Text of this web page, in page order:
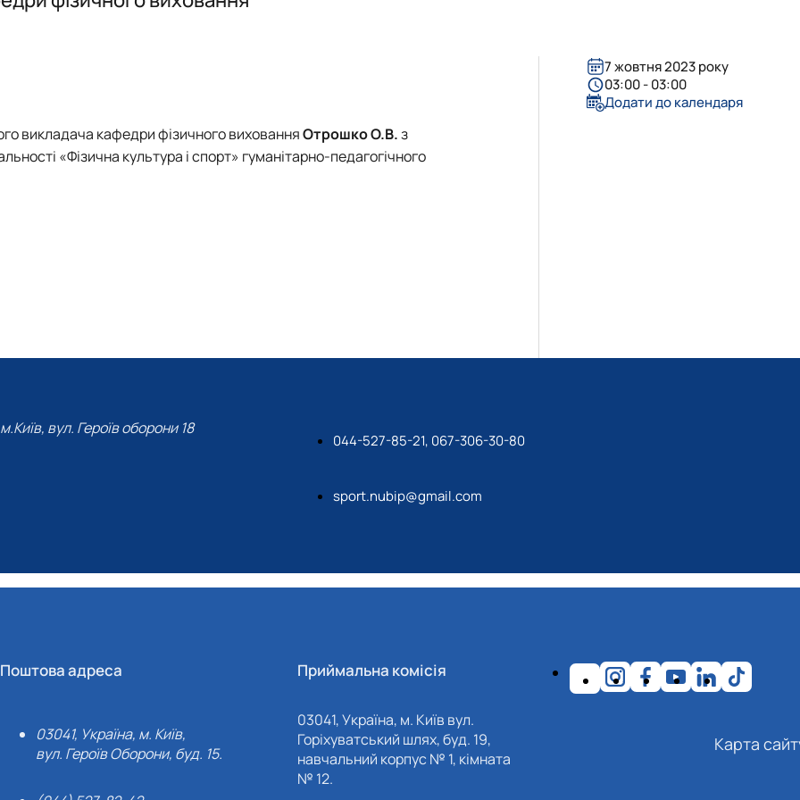
і спорт" (ОС"Магістр"…
фізичної культури і спо…
викладача кафедри фізичного вихованняОтрошко О.В.з
«Фізична культура і спорт» гуманітарно-педагогічного
7 жовтня 2023 року
03:00 - 03:00
Додати до календаря
м.Київ, вул. Героїв оборони 18
044-527-85-21, 067-306-30-80
sport.nubip@gmail.com
Поштова адреса
03041, Україна, м. Київ,
вул. Героїв Оборони, буд. 15.
Приймальна комісія
03041, Україна, м. Київ вул.
Горіхуватський шлях, буд. 19,
навчальний корпус № 1, кімната
№ 12.
Карта